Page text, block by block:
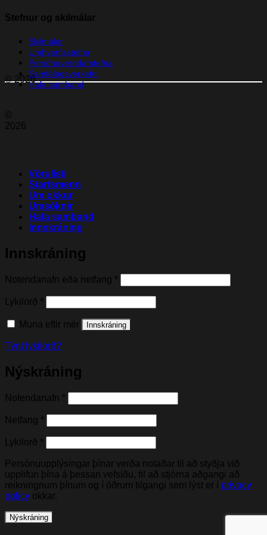
Stefnur og skilmálar
Skilmálar
Umhverfisstefna
Persónuverndarstefna
Samfélagsverkefni
Hafa samband
© 2026
©
2026
Vörulisti
Starfsmenn
Um okkur
Umsóknir
Hafa samband
Innskráning
Innskráning
Notendanafn eða netfang *
Lykilorð *
Muna eftir mér Innskráning
Týnt lykilorð?
Nýskráning
Notendanafn *
Netfang *
Lykilorð *
Persónuupplýsingar þínar verða notaðar til að styðja við
upplifun þína á þessari vefsíðu, til að stjórna aðgangi að
reikningnum þínum og í öðrum tilgangi sem lýst er í privacy
policy okkar.
Nýskráning